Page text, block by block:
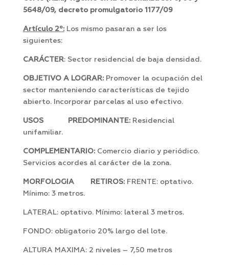
5648/09, decreto promulgatorio 1177/09
Artículo 2º:Los mismo pasaran a ser los
siguientes:
CARÁCTER: Sector residencial de baja densidad.
OBJETIVO A LOGRAR:Promover la ocupación del
sector manteniendo características de tejido
abierto. Incorporar parcelas al uso efectivo.
USOS PREDOMINANTE:Residencial
unifamiliar.
COMPLEMENTARIO:Comercio diario y periódico.
Servicios acordes al carácter de la zona.
MORFOLOGIA RETIROS: FRENTE: optativo.
Mínimo: 3 metros.
LATERAL: optativo. Mínimo: lateral 3 metros.
FONDO: obligatorio 20% largo del lote.
ALTURA MAXIMA: 2 niveles – 7,50 metros